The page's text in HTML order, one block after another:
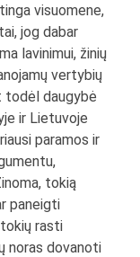
visuomene,
jog dabar
lavinimui, žinių
vertybių
todėl daugybė
ir Lietuvoje
paramos ir
tokią
paneigti
rasti
noras dovanoti